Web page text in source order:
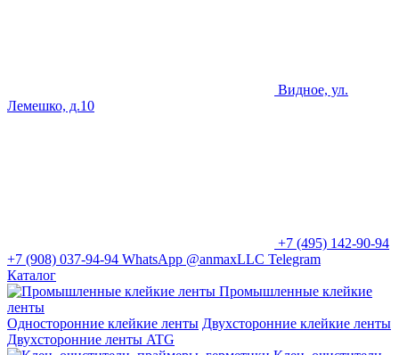
Видное, ул.
Лемешко, д.10
+7 (495) 142-90-94
+7 (908) 037-94-94 WhatsApp @anmaxLLC Telegram
Каталог
Промышленные клейкие
ленты
Односторонние клейкие ленты Двухсторонние клейкие ленты
Двухсторонние ленты ATG